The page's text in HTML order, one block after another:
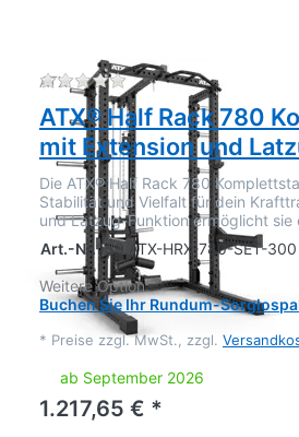
ATX Zu diesem Produkt
ATX® Half Rack 780
mit Extension und
Die ATX® Half Rack 780
Stabilität und Vielfalt für dein
und Latzug-Funktion ermöglicht
Art.-Nr.159.ATX-HRX-780-SET-300
Weitere Option:
Buchen Sie Ihr Rundum-
* Preise zzgl. MwSt., zzgl.
ab September 2026
1.217,65 € *